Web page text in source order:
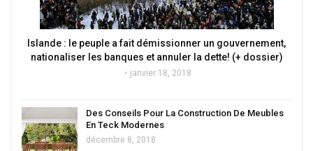
Islande : le peuple a fait démissionner un gouvernement,
nationaliser les banques et annuler la dette! (+ dossier)
janvier 18, 2018
Des Conseils Pour La Construction De Meubles
En Teck Modernes
décembre 8, 2018